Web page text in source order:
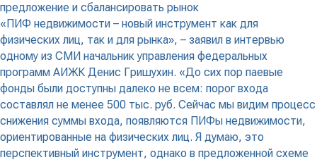
предложение и сбалансировать рынок
«ПИФ недвижимости – новый инструмент как для
физических лиц, так и для рынка», – заявил в интервью
одному из СМИ начальник управления федеральных
программ АИЖК Денис Гришухин. «До сих пор паевые
фонды были доступны далеко не всем: порог входа
составлял не менее 500 тыс. руб. Сейчас мы видим процесс
снижения суммы входа, появляются ПИФы недвижимости,
ориентированные на физических лиц. Я думаю, это
перспективный инструмент, однако в предложенной схеме